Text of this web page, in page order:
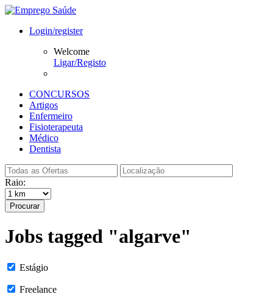
Login/register
Welcome
Ligar/Registo
CONCURSOS
Artigos
Enfermeiro
Fisioterapeuta
Médico
Dentista
Raio:
Procurar
Jobs tagged "algarve"
Estágio
Freelance